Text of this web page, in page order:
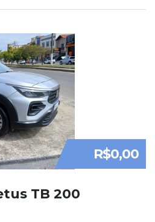
R$0,00
TB 200